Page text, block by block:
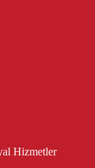
Hizmetler